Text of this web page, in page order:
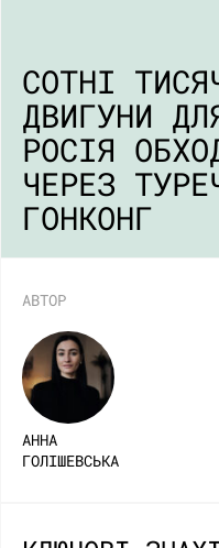
СОТНІ
ДВИГУНИ
РОСІЯ
ЧЕРЕЗ
ГОНКОНГ
АВТОР
АННА
ГОЛІШЕВСЬКА